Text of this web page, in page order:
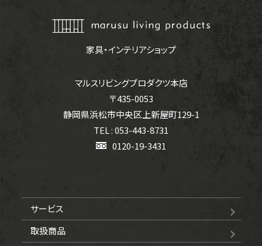
家具・インテリアショップ
マルスリビングプロダクツ本店
〒435-0053
静岡県浜松市中央区上新屋町129-1
TEL : 053-443-8731
0120-19-3431
サービス
取扱商品